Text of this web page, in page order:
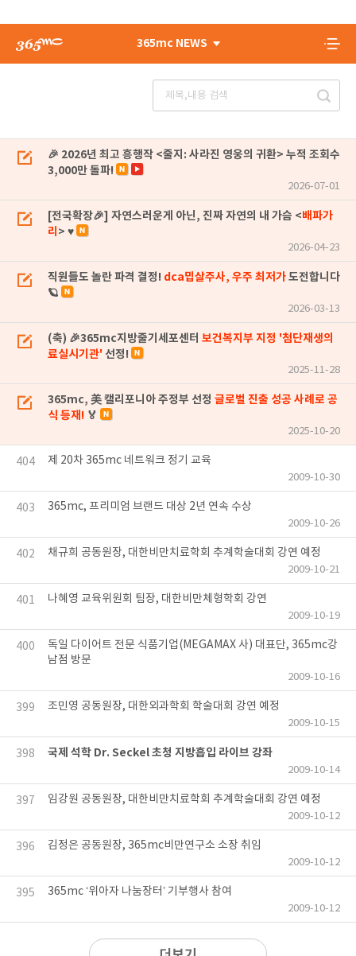
365mc NEWS
🎉 2026년 최고 흥행작 <줄지: 사라진 영웅의 귀환> 누적 조회수
3,000만 돌파!
2026-07-01
[전국확장🎉] 자연스러운게 아닌, 진짜 자연의 내 가슴 <배파가
리 > ♥
2026-04-23
직원들도 놀란 파격 결정! dca밉살주사, 우주 최저가도전합니다
🪐
2026-03-13
(축) 🎉365mc지방줄기세포센터 보건복지부 지정 '첨단재생의
료실시기관' 선정!
2025-11-28
365mc, 美 캘리포니아 주정부 선정 글로벌 진출 성공 사례로 공
식 등재! 🏅
2025-10-20
404 제 20차 365mc 네트워크 정기 교육
2009-10-30
403 365mc, 프리미엄 브랜드 대상 2년 연속 수상
2009-10-26
402 채규희 공동원장, 대한비만치료학회 추계학술대회 강연 예정
2009-10-21
401 나혜영 교육위원회 팀장, 대한비만체형학회 강연
2009-10-19
400
독일 다이어트 전문 식품기업(MEGAMAX 사) 대표단, 365mc강
남점 방문
2009-10-16
399 조민영 공동원장, 대한외과학회 학술대회 강연 예정
2009-10-15
398 국제 석학 Dr. Seckel 초청 지방흡입 라이브 강좌
2009-10-14
397 임강원 공동원장, 대한비만치료학회 추계학술대회 강연 예정
2009-10-12
396 김정은 공동원장, 365mc비만연구소 소장 취임
2009-10-12
395 365mc ‘위아자 나눔장터’ 기부행사 참여
2009-10-12